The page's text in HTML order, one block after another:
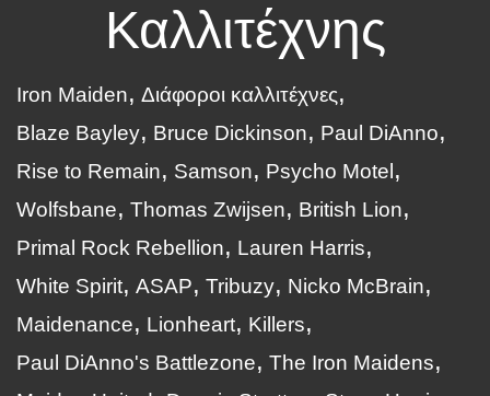
Καλλιτέχνης
Iron Maiden
Διάφοροι καλλιτέχνες
Blaze Bayley
Bruce Dickinson
Paul DiAnno
Rise to Remain
Samson
Psycho Motel
Wolfsbane
Thomas Zwijsen
British Lion
Primal Rock Rebellion
Lauren Harris
White Spirit ASAP Tribuzy
Nicko McBrain
Maidenance
Lionheart
Killers
Paul DiAnno's Battlezone
The Iron Maidens